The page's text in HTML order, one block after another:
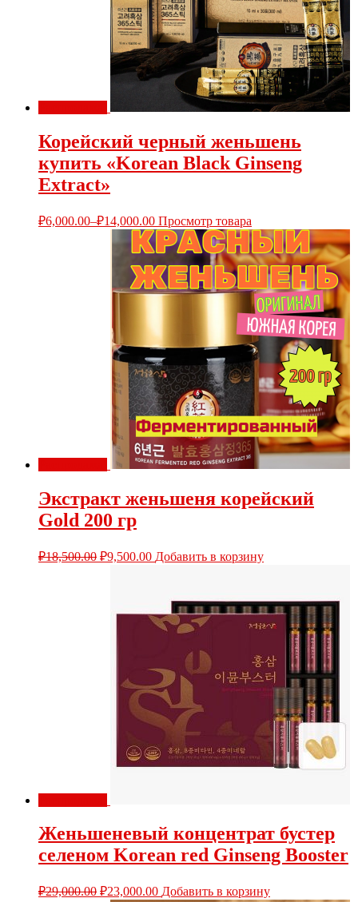
Корейский черный женьшень
купить «Korean Black Ginseng
Extract»
₽6,000.00–₽14,000.00 Просмотр товара
Экстракт женьшеня корейский
Gold 200 гр
₽18,500.00 ₽9,500.00 Добавить в корзину
Женьшеневый концентрат бустер
селеном Korean red Ginseng Booster
₽29,000.00 ₽23,000.00 Добавить в корзину